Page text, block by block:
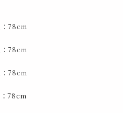
78cm
78cm
78cm
78cm